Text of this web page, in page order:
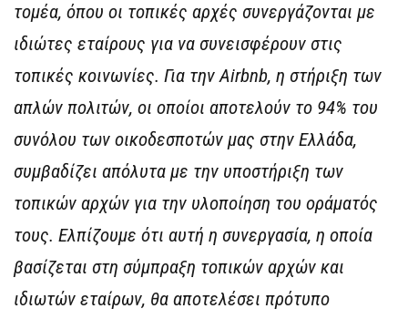
τομέα, όπου οι τοπικές αρχές συνεργάζονται με
ιδιώτες εταίρους για να συνεισφέρουν στις
τοπικές κοινωνίες. Για την Airbnb, η στήριξη των
απλών πολιτών, οι οποίοι αποτελούν το 94% του
συνόλου των οικοδεσποτών μας στην Ελλάδα,
συμβαδίζει απόλυτα με την υποστήριξη των
τοπικών αρχών για την υλοποίηση του οράματός
τους. Ελπίζουμε ότι αυτή η συνεργασία, η οποία
βασίζεται στη σύμπραξη τοπικών αρχών και
ιδιωτών εταίρων, θα αποτελέσει πρότυπο